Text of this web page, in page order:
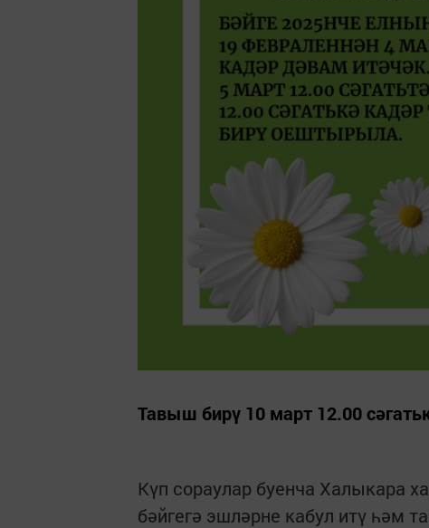
Тавыш бирү 10 март 12.00
Күп сораулар буенча Халыкара
бәйгегә эшләрне кабул итү һәм